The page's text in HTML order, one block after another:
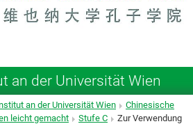
an der Universität Wien
an der Universität Wien
Chinesische
leicht gemacht Stufe C
Zur Verwendung